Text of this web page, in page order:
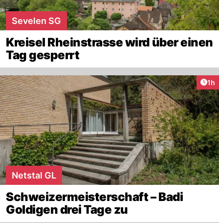
Sevelen SG
Kreisel Rheinstrasse wird über einen
Tag gesperrt
1h
Netstal GL
Schweizermeisterschaft – Badi
Goldigen drei Tage zu